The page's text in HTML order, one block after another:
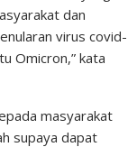
dan
virus covid-
Omicron,” kata
masyarakat
supaya dapat